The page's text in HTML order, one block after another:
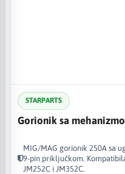
STARPARTS
Gorionik sa
MIG/MAG gorionik 250A sa
9-pin priključkom.
JM252C i JM352C.